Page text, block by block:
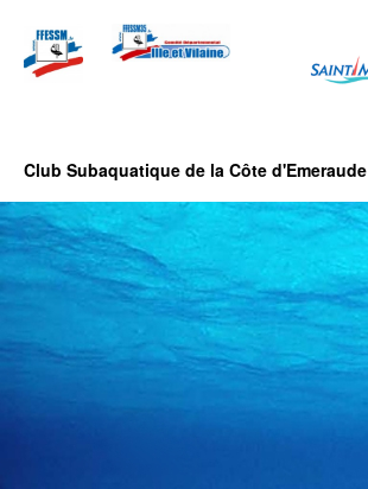
Club Subaquatique de la Côte d'Emeraude